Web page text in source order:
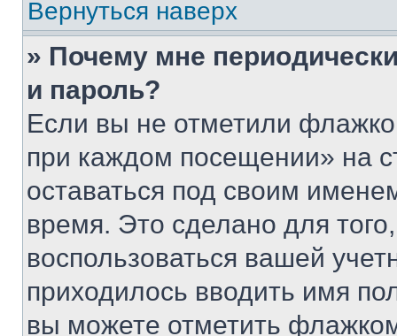
Вернуться наверх
» Почему мне
и пароль?
Если вы не отметили
при каждом посещении» на
оставаться под своим
время. Это сделано для
воспользоваться вашей
приходилось вводить имя
вы можете отметить